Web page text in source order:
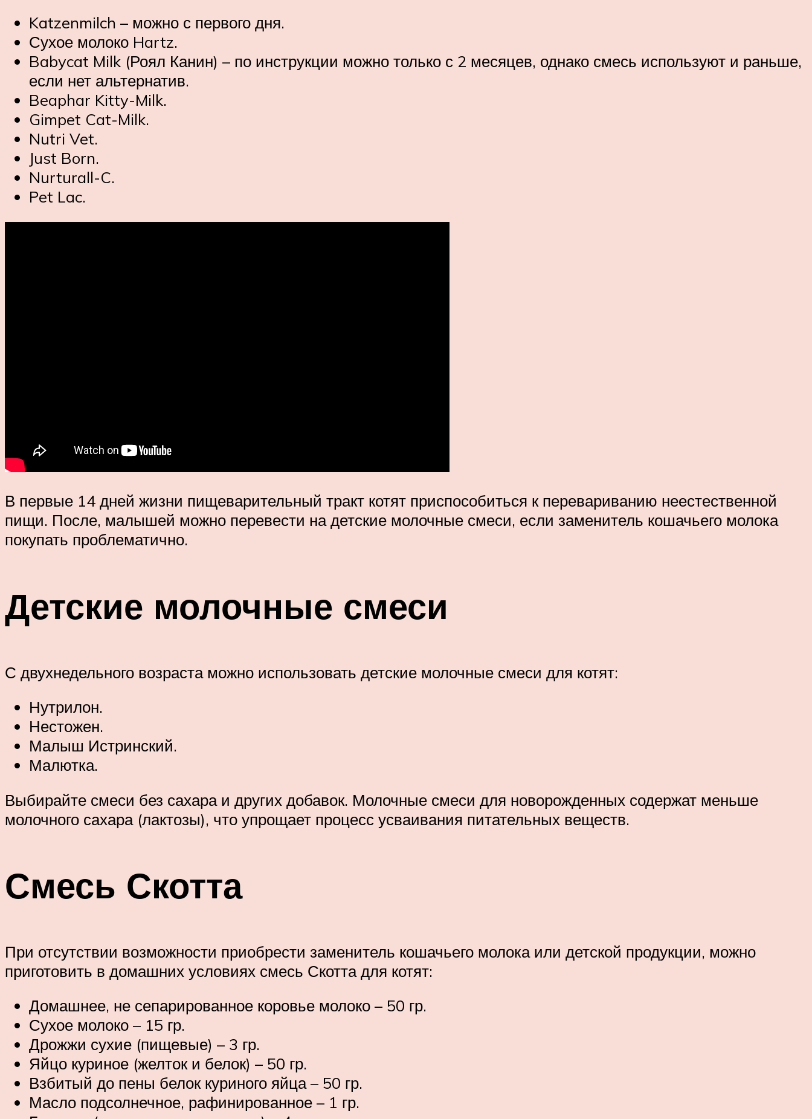
Katzenmilch – можно с первого дня.
Сухое молоко Hartz.
Babycat Milk (Роял Канин) – по инструкции можно только с 2 месяцев, однако смесь используют и раньше,
если нет альтернатив.
Beaphar Kitty-Milk.
Gimpet Cat-Milk.
Nutri Vet.
Just Born.
Nurturall-C.
Pet Lac.
В первые 14 дней жизни пищеварительный тракт котят приспособиться к перевариванию неестественной
пищи. После, малышей можно перевести на детские молочные смеси, если заменитель кошачьего молока
покупать проблематично.
Детские молочные смеси
С двухнедельного возраста можно использовать детские молочные смеси для котят:
Нутрилон.
Нестожен.
Малыш Истринский.
Малютка.
Выбирайте смеси без сахара и других добавок. Молочные смеси для новорожденных содержат меньше
молочного сахара (лактозы), что упрощает процесс усваивания питательных веществ.
Смесь Скотта
При отсутствии возможности приобрести заменитель кошачьего молока или детской продукции, можно
приготовить в домашних условиях смесь Скотта для котят:
Домашнее, не сепарированное коровье молоко – 50 гр.
Сухое молоко – 15 гр.
Дрожжи сухие (пищевые) – 3 гр.
Яйцо куриное (желток и белок) – 50 гр.
Взбитый до пены белок куриного яйца – 50 гр.
Масло подсолнечное, рафинированное – 1 гр.